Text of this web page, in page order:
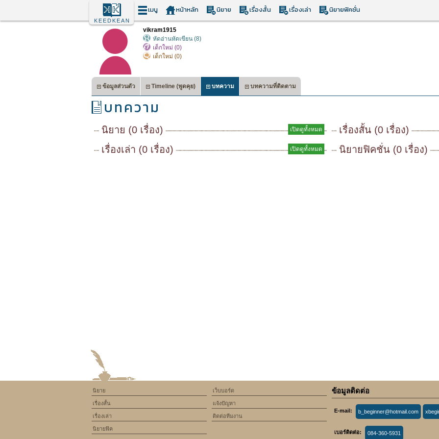
KEEDKEAN
เมนู หน้าหลัก นิยาย เรื่องสั้น เรื่องเล่า นิยายฟิคชั่น
vikram1915
หัดอ่านหัดเขียน (8)
เด็กใหม่ (0)
เด็กใหม่ (0)
ข้อมูลส่วนตัว Timeline (พูดคุย) บทความ บทความที่ติดตาม
บทความ
นิยาย (0 เรื่อง) เปิดดูทั้งหมด เรื่องสั้น (0 เรื่อง)
เรื่องเล่า (0 เรื่อง) เปิดดูทั้งหมด นิยายฟิคชั่น (0 เรื่อง)
เว็บบอร์ด
แจ้งปัญหา
ติดต่อทีมงาน
นิยาย
เรื่องสั้น
เรื่องเล่า
นิยายฟิค
ข้อมูลติดต่อ
E-mail: b_beginner@hotmail.com
เบอร์ติดต่อ: 084-360-5931